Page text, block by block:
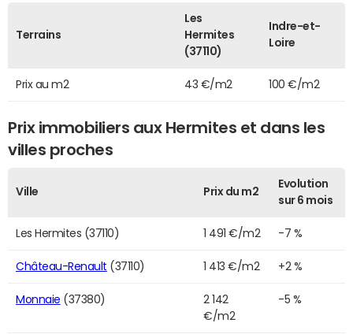
Terrains
Les
Hermites
(37110)
Indre-et-
Loire
Prix au m2 43 €/m2 100 €/m2
Prix immobiliers aux Hermites et dans les
villes proches
Ville Prix du m2
Evolution
sur 6 mois
Les Hermites (37110) 1 491 €/m2 -7 %
Château-Renault (37110) 1 413 €/m2 +2 %
Monnaie (37380)
2 142
€/m2
-5 %